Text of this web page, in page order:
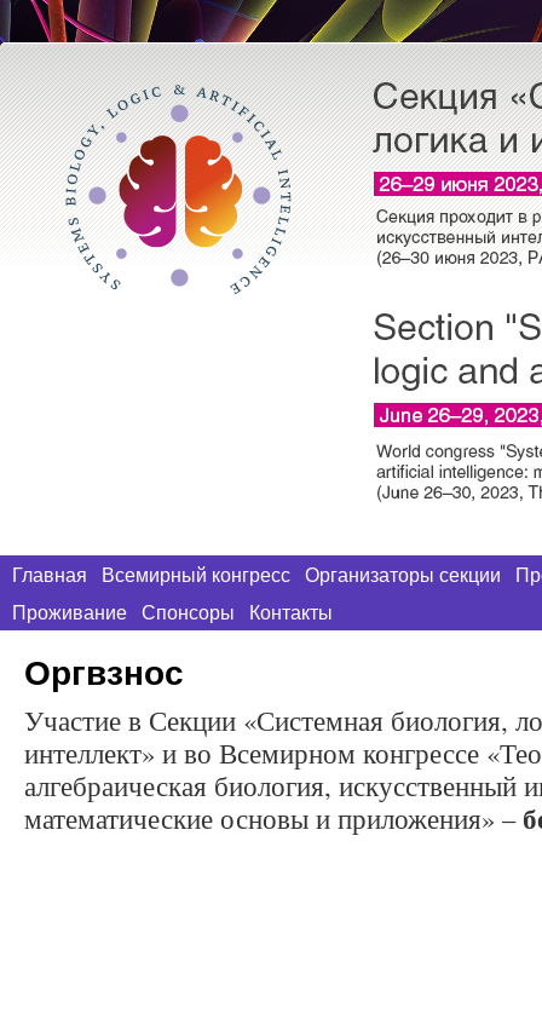
Главная Всемирный конгресс Организаторы секции
Проживание Спонсоры Контакты
Оргвзнос
Участие в Секции «Системная биология,
интеллект» и во Всемирном конгрессе
алгебраическая биология, искусственный
математические основы и приложения» –